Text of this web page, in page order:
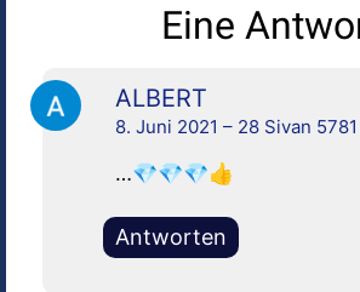
Eine
ALBERT
8. Juni 2021 – 28 Sivan
…💎💎💎👍
Antworten